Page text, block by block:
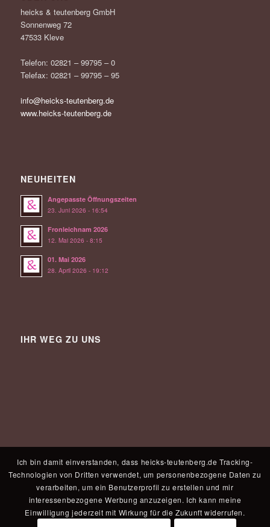
heicks & teutenberg GmbH
Sonnenweg 72
47533 Kleve
Telefon: 02821 – 99795 – 0
Telefax: 02821 – 99795 – 95
info@heicks-teutenberg.de
www.heicks-teutenberg.de
NEUHEITEN
Angepasste Öffnungszeiten
23. Juni 2026 - 16:54
Fronleichnam 2026
12. Mai 2026 - 8:15
01. Mai 2026
28. April 2026 - 19:12
IHR WEG ZU UNS
Ich bin damit einverstanden, dass heicks-teutenberg.de Tracking-
Technologien von Dritten verwendet, um personenbezogene Daten zu
verarbeiten, um ein Benutzerprofil zu erstellen und mir
interessenbezogene Werbung anzuzeigen. Ich kann meine
Einwilligung jederzeit mit Wirkung für die Zukunft widerrufen.